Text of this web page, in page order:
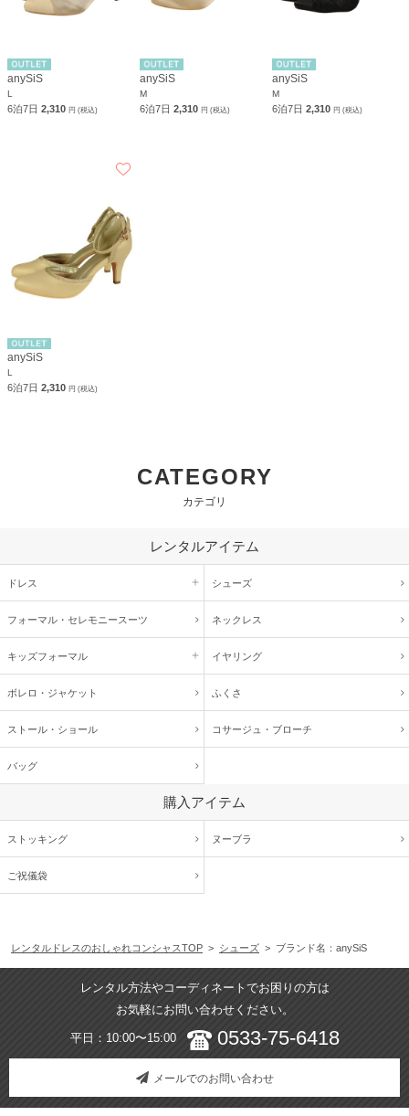
anySiS
L
6泊7日 2,310 円 (税込)
anySiS
M
6泊7日2,310円 (税込)
anySiS
M
6泊7日2,310円 (税込)
anySiS
L
6泊7日 2,310 円 (税込)
CATEGORY
カテゴリ
レンタルアイテム
ドレス シューズ
フォーマル・ セレモニースーツ ネックレス
キッズフォーマル イヤリング
ボレロ・ジャケット ふくさ
ストール・ショール コサージュ・ ブローチ
バッグ
購入アイテム
ストッキング ヌーブラ
ご祝儀袋
レンタルドレスのおしゃれコンシャスTOP > シューズ > ブランド名：anySiS
レンタル方法やコーディネートでお困りの方は
お気軽にお問い合わせください。
平日：10:00〜15:00 0533-75-6418
メールでのお問い合わせ